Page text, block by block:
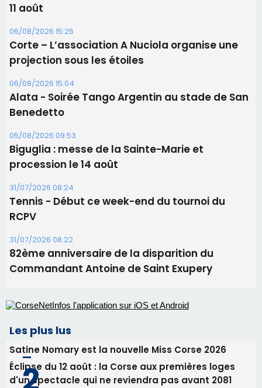
Les brèves
06/08/2026 15:57
Ucciani – Marché des producteurs à Cruculi le
11 août
06/08/2026 15:25
Corte – L’association A Nuciola organise une
projection sous les étoiles
06/08/2026 15:04
Alata - Soirée Tango Argentin au stade de San
Benedetto
05/08/2026 09:53
procession le 14 août
31/07/2026 08:24
Tennis - Début ce week-end du tournoi du
RCPV
31/07/2026 08:22